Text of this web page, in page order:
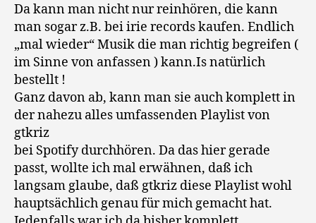
Da kann man nicht nur reinhören, die kann
man sogar z.B. bei irie records kaufen. Endlich
„mal wieder“ Musik die man richtig begreifen (
im Sinne von anfassen ) kann.Is natürlich
bestellt !
Ganz davon ab, kann man sie auch komplett in
der nahezu alles umfassenden Playlist von
gtkriz
bei Spotify durchhören. Da das hier gerade
passt, wollte ich mal erwähnen, daß ich
langsam glaube, daß gtkriz diese Playlist wohl
hauptsächlich genau für mich gemacht hat.